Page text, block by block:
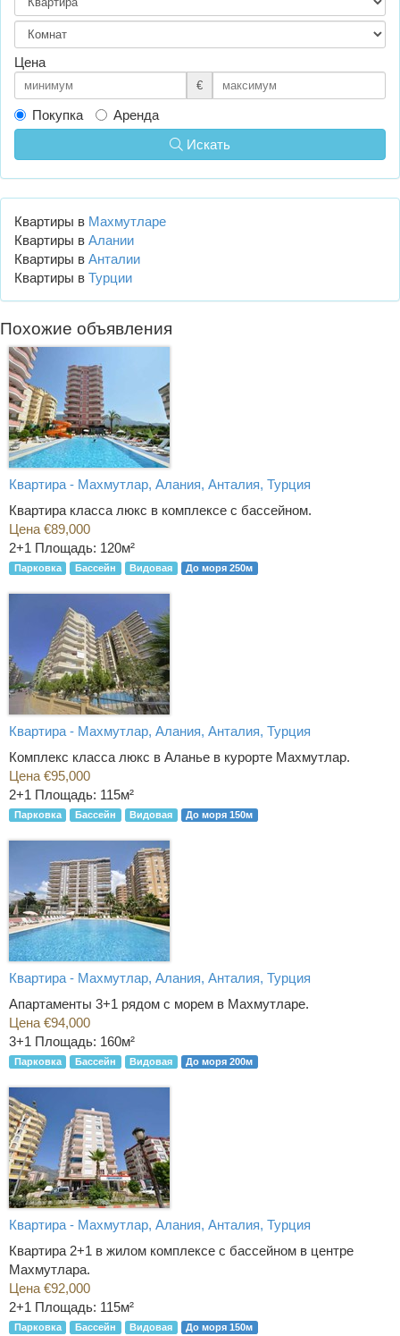
Цена
€
Покупка
Аренда
Искать
Квартиры в Махмутларе
Квартиры в Алании
Квартиры в Анталии
Квартиры в Турции
Похожие объявления
Квартира - Махмутлар, Алания, Анталия, Турция
Квартира класса люкс в комплексе с бассейном.
Цена €89,000
2+1 Площадь: 120м²
Парковка Бассейн Видовая До моря 250м
Квартира - Махмутлар, Алания, Анталия, Турция
Комплекс класса люкс в Аланье в курорте Махмутлар.
Цена €95,000
2+1 Площадь: 115м²
Парковка Бассейн Видовая До моря 150м
Квартира - Махмутлар, Алания, Анталия, Турция
Апартаменты 3+1 рядом с морем в Махмутларе.
Цена €94,000
3+1 Площадь: 160м²
Парковка Бассейн Видовая До моря 200м
Квартира - Махмутлар, Алания, Анталия, Турция
Квартира 2+1 в жилом комплексе с бассейном в центре
Махмутлара.
Цена €92,000
2+1 Площадь: 115м²
Парковка Бассейн Видовая До моря 150м